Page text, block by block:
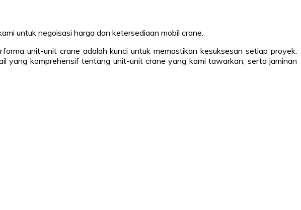
untuk negoisasi harga dan ketersediaan mobil crane.
unit-unit crane adalah kunci untuk memastikan kesuksesan setiap proyek.
yang komprehensif tentang unit-unit crane yang kami tawarkan, serta jaminan